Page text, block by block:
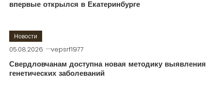
впервые открылся в Екатеринбурге
Новости
05.08.2026 vepsrf1977
Свердловчанам доступна новая методику выявления
генетических заболеваний